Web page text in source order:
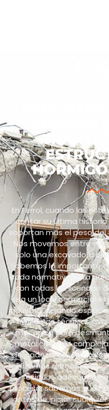
En Ferrol, cuando las
contar su última
soportan más el peso
Nos movemos entre
solo una excavadora
Sabemos lo importante
cada normativa para
con todas las licencias
sea un local comercial
industrial dejando
utilizamos técnicas
mecánica para
metálicas más
delicadeza, aplicamos
realizamos demoliciones
residuos
proceso: sabemos qué
antes de iniciar